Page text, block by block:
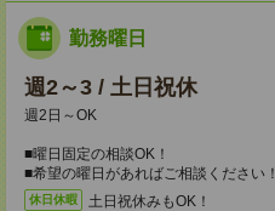
勤務曜日
週2～3 / 土日祝休
週2日～OK
■曜日固定の相談OK！
■希望の曜日があればご相談ください！
休日休暇
土日祝休みもOK！